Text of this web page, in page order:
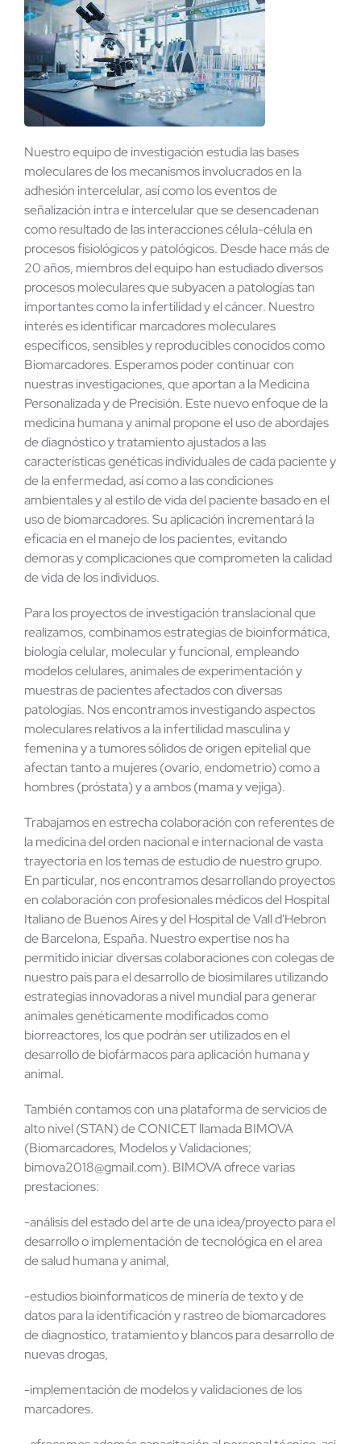
Contacto
Nuestro equipo de investigación estudia las bases
moleculares de los mecanismos involucrados en la
adhesión intercelular, así como los eventos de
señalización intra e intercelular que se desencadenan
como resultado de las interacciones célula-célula en
procesos fisiológicos y patológicos. Desde hace más de
20 años, miembros del equipo han estudiado diversos
procesos moleculares que subyacen a patologías tan
importantes como la infertilidad y el cáncer. Nuestro
interés es identificar marcadores moleculares
específicos, sensibles y reproducibles conocidos como
Biomarcadores. Esperamos poder continuar con
nuestras investigaciones, que aportan a la Medicina
Personalizada y de Precisión. Este nuevo enfoque de la
medicina humana y animal propone el uso de abordajes
de diagnóstico y tratamiento ajustados a las
características genéticas individuales de cada paciente y
de la enfermedad, así como a las condiciones
ambientales y al estilo de vida del paciente basado en el
uso de biomarcadores. Su aplicación incrementará la
eficacia en el manejo de los pacientes, evitando
demoras y complicaciones que comprometen la calidad
de vida de los individuos.
Para los proyectos de investigación translacional que
realizamos, combinamos estrategias de bioinformática,
biología celular, molecular y funcional, empleando
modelos celulares, animales de experimentación y
muestras de pacientes afectados con diversas
patologías. Nos encontramos investigando aspectos
moleculares relativos a la infertilidad masculina y
femenina y a tumores sólidos de origen epitelial que
afectan tanto a mujeres (ovario, endometrio) como a
hombres (próstata) y a ambos (mama y vejiga).
Trabajamos en estrecha colaboración con referentes de
la medicina del orden nacional e internacional de vasta
trayectoria en los temas de estudio de nuestro grupo.
En particular, nos encontramos desarrollando proyectos
en colaboración con profesionales médicos del Hospital
Italiano de Buenos Aires y del Hospital de Vall d'Hebron
de Barcelona, España. Nuestro expertise nos ha
permitido iniciar diversas colaboraciones con colegas de
nuestro país para el desarrollo de biosimilares utilizando
estrategias innovadoras a nivel mundial para generar
animales genéticamente modificados como
biorreactores, los que podrán ser utilizados en el
desarrollo de biofármacos para aplicación humana y
animal.
También contamos con una plataforma de servicios de
alto nivel (STAN) de CONICET llamada BIMOVA
(Biomarcadores, Modelos y Validaciones;
bimova2018@gmail.com). BIMOVA ofrece varias
prestaciones:
-análisis del estado del arte de una idea/proyecto para el
desarrollo o implementación de tecnológica en el area
de salud humana y animal,
-estudios bioinformaticos de minería de texto y de
datos para la identificación y rastreo de biomarcadores
de diagnostico, tratamiento y blancos para desarrollo de
nuevas drogas,
-implementación de modelos y validaciones de los
marcadores.